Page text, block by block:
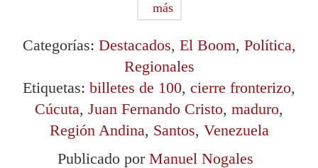
más
Categorías: Destacados, El Boom, Política,
Regionales
Etiquetas: billetes de 100, cierre fronterizo,
Cúcuta, Juan Fernando Cristo, maduro,
Región Andina, Santos, Venezuela
Publicado por Manuel Nogales